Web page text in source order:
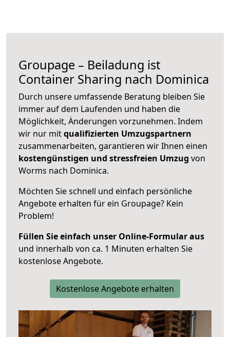
Groupage – Beiladung ist
Container Sharing nach Dominica
Durch unsere umfassende Beratung bleiben Sie
immer auf dem Laufenden und haben die
Möglichkeit, Änderungen vorzunehmen. Indem
wir nur mitqualifizierten Umzugspartnern
zusammenarbeiten, garantieren wir Ihnen einen
kostengünstigen und stressfreien Umzug von
Worms nach Dominica.
Möchten Sie schnell und einfach persönliche
Angebote erhalten für ein Groupage? Kein
Problem!
Füllen Sie einfach unser Online-Formular aus
und innerhalb von ca. 1 Minuten erhalten Sie
kostenlose Angebote.
Kostenlose Angebote erhalten